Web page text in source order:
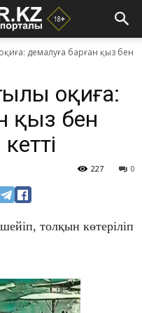
демалуға барған қыз бен
оқиға:
қыз бен
0
227
толқын көтеріліп